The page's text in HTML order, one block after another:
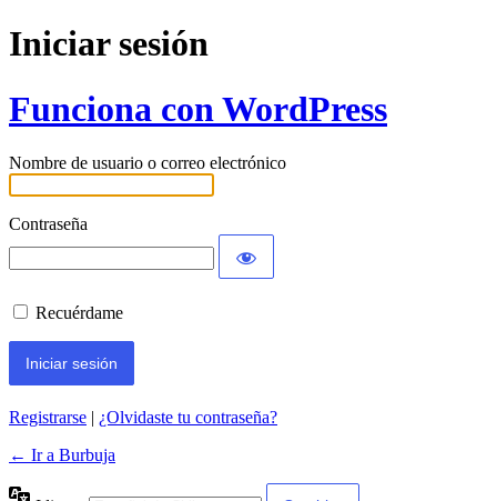
Iniciar sesión
Funciona con WordPress
Nombre de usuario o correo electrónico
Contraseña
Recuérdame
Registrarse | ¿Olvidaste tu contraseña?
← Ir a Burbuja